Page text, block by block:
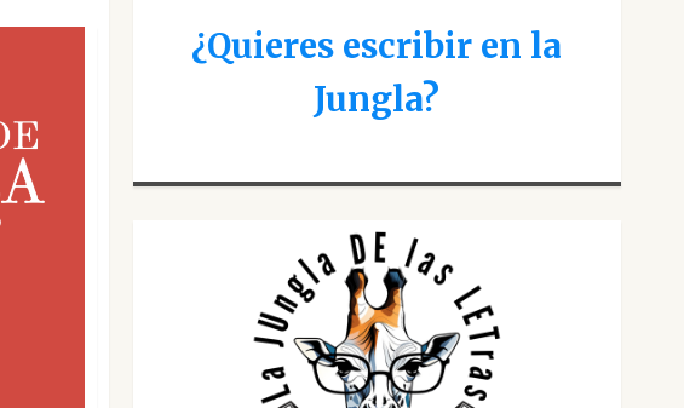
¿Quieres escribir en la
Jungla?